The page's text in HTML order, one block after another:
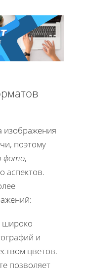
изображения
поэтому
фото,
аспектов.
и
цветов.
позволяет